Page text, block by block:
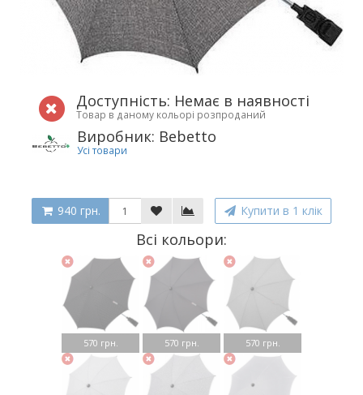
Доступність: Немає в наявності
Товар в даному кольорі розпроданий
Виробник: Bebetto
Усі товари
940 грн. Купити в 1 клік
Всі кольори:
570 грн. 570 грн. 570 грн.